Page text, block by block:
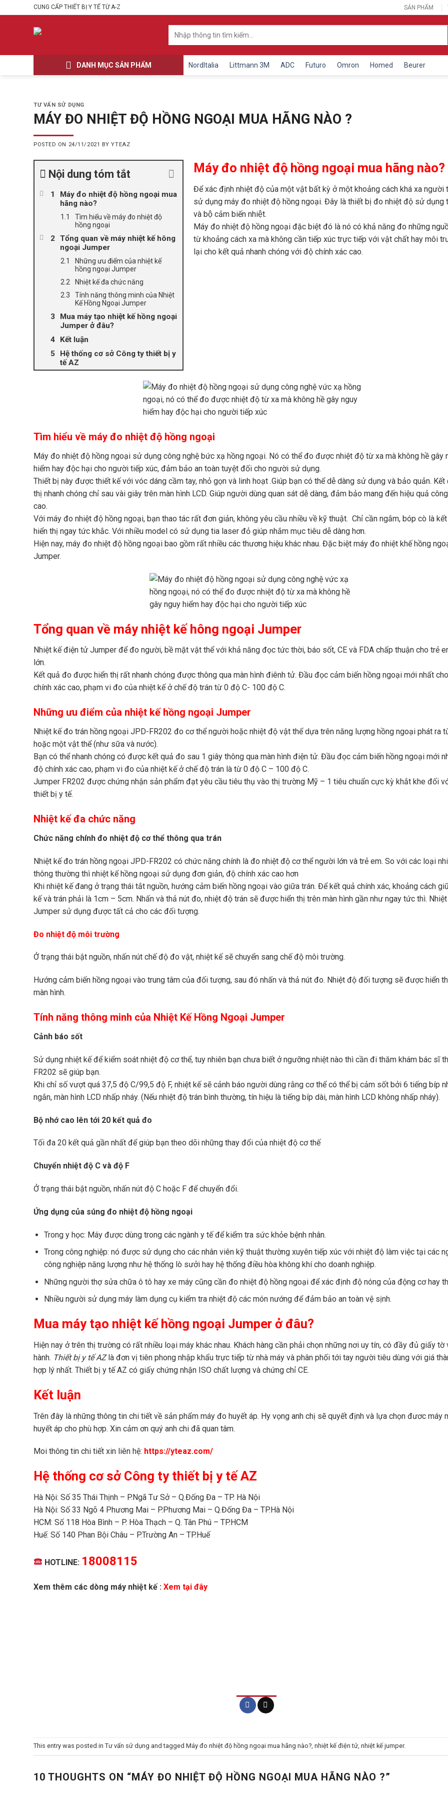
to
CUNG CẤP THIẾT BỊ Y TẾ TỪ A-Z SẢN PHẨM
kiếm:
DANH MỤC SẢN PHẨM NordItalia Littmann 3M ADC Futuro Omron Homed Beurer
TƯ VẤN SỬ DỤNG
MÁY ĐO NHIỆT ĐỘ HỒNG NGOẠI MUA HÃNG NÀO ?
POSTED ON 24/11/2021 BYYTEAZ
Nội dung tóm tắt
Máy đo nhiệt độ hồng ngoại mua
hãng nào?
Tìm hiểu về máy đo nhiệt độ
hồng ngoại
Tổng quan về máy nhiệt kế hông
ngoại Jumper
Những ưu điểm của nhiệt kế
hồng ngoại Jumper
Nhiệt kế đa chức năng
Tính năng thông minh của Nhiệt
Kế Hồng Ngoại Jumper
Mua máy tạo nhiệt kế hồng ngoại
Jumper ở đâu?
Kết luận
Hệ thống cơ sở Công ty thiết bị y
tế AZ
Máy đo nhiệt độ hồng ngoại mua hãng nào?
Để xác định nhiệt độ của một vật bất kỳ ở một khoảng cách khá xa người
sử dụng máy đo nhiệt độ hồng ngoại. Đây là thiết bị đo nhiệt độ sử dụng
và bộ cảm biến nhiệt.
Máy đo nhiệt độ hồng ngoại đặc biệt đó là nó có khả năng đo những
từ khoảng cách xa mà không cần tiếp xúc trực tiếp với vật chất hay môi
lại cho kết quả nhanh chóng với độ chính xác cao.
Tìm hiểu về máy đo nhiệt độ hồng ngoại
Máy đo nhiệt độ hồng ngoại sử dụng công nghệ bức xạ hồng ngoại. Nó có thể đo được nhiệt độ từ xa mà không hề gây
hiểm hay độc hại cho người tiếp xúc, đảm bảo an toàn tuyệt đối cho người sử dụng.
Thiết bị này được thiết kế với vóc dáng cầm tay, nhỏ gọn và linh hoạt .Giúp bạn có thể dễ dàng sử dụng và bảo quản. Kết
thị nhanh chóng chỉ sau vài giây trên màn hình LCD. Giúp người dùng quan sát dễ dàng, đảm bảo mang đến hiệu quả
cao.
Với máy đo nhiệt độ hồng ngoại, bạn thao tác rất đơn giản, không yêu cầu nhiều về kỹ thuật. Chỉ cần ngắm, bóp cò là
hiển thị ngay tức khắc. Với nhiều model có sử dụng tia laser đỏ giúp nhắm mục tiêu dễ dàng hơn.
Hiện nay, máy đo nhiệt độ hồng ngoại bao gồm rất nhiều các thương hiệu khác nhau. Đặc biệt máy đo nhiệt khế hồng
Jumper.
Tổng quan về máy nhiệt kế hông ngoại Jumper
Nhiệt kế điện tử Jumper để đo người, bề mặt vật thể với khả năng đọc tức thời, báo sốt, CE và FDA chấp thuận cho trẻ
lớn.
Kết quả đo được hiển thị rất nhanh chóng được thông qua màn hình điênh tử. Đầu đọc cảm biến hồng ngoại mới nhất
chính xác cao, phạm vi đo của nhiệt kế ở chế độ trán từ 0 độ C- 100 độ C.
Những ưu điểm của nhiệt kế hồng ngoại Jumper
Nhiệt kế đo trán hồng ngoại JPD-FR202 đo cơ thể người hoặc nhiệt độ vật thể dựa trên năng lượng hồng ngoại phát ra
hoặc một vật thể (như sữa và nước).
Bạn có thể nhanh chóng có được kết quả đo sau 1 giây thông qua màn hình điện tử. Đầu đọc cảm biến hồng ngoại mới
độ chính xác cao, phạm vi đo của nhiệt kế ở chế độ trán là từ 0 độ C – 100 độ C.
Jumper FR202 được chứng nhận sản phẩm đạt yêu cầu tiêu thụ vào thị trường Mỹ – 1 tiêu chuẩn cực kỳ khắt khe đối
thiết bị y tế.
Nhiệt kế đa chức năng
Chức năng chính đo nhiệt độ cơ thể thông qua trán
Nhiệt kế đo trán hồng ngoại JPD-FR202 có chức năng chính là đo nhiệt độ cơ thể người lớn và trẻ em. So với các loại
thông thường thì nhiệt kế hồng ngoại sử dụng đơn giản, độ chính xác cao hơn
Khi nhiệt kế đang ở trạng thái tắt nguồn, hướng cảm biến hồng ngoại vào giữa trán. Để kết quả chính xác, khoảng cách
kế và trán phải là 1cm – 5cm. Nhấn và thả nút đo, nhiệt độ trán sẽ được hiển thị trên màn hình gần như ngay tức thì.
Jumper sử dụng được tất cả cho các đối tượng.
Đo nhiệt độ môi trường
Ở trạng thái bật nguồn, nhấn nút chế độ đo vật, nhiệt kế sẽ chuyển sang chế độ môi trường.
Hướng cảm biến hồng ngoại vào trung tâm của đối tượng, sau đó nhấn và thả nút đo. Nhiệt độ đối tượng sẽ được hiển
màn hình.
Tính năng thông minh của Nhiệt Kế Hồng Ngoại Jumper
Cảnh báo sốt
Sử dụng nhiệt kế để kiểm soát nhiệt độ cơ thể, tuy nhiên bạn chưa biết ở ngưỡng nhiệt nào thì cần đi thăm khám bác sĩ
FR202 sẽ giúp bạn.
Khi chỉ số vượt quá 37,5 độ C/99,5 độ F, nhiệt kế sẽ cảnh báo người dùng rằng cơ thể có thể bị cảm sốt bởi 6 tiếng bíp
ngắn, màn hình LCD nhấp nháy. (Nếu nhiệt độ trán bình thường, tín hiệu là tiếng bíp dài, màn hình LCD không nhấp nháy).
Bộ nhớ cao lên tới 20 kết quả đo
Tối đa 20 kết quả gần nhất để giúp bạn theo dõi những thay đổi của nhiệt độ cơ thế
Chuyển nhiệt độ C và độ F
Ở trạng thái bật nguồn, nhấn nút độ C hoặc F để chuyển đổi.
Ứng dụng của súng đo nhiệt độ hồng ngoại
Trong y học: Máy được dùng trong các ngành y tế để kiểm tra sức khỏe bệnh nhân.
Trong công nghiệp: nó được sử dụng cho các nhân viên kỹ thuật thường xuyên tiếp xúc với nhiệt độ làm việc tại các
công nghiệp năng lượng như hệ thống lò sưởi hay hệ thống điều hòa không khí cho doanh nghiệp.
Những người thợ sửa chữa ô tô hay xe máy cũng cần đo nhiệt độ hồng ngoại để xác định độ nóng của động cơ hay
Nhiều người sử dụng máy làm dụng cụ kiểm tra nhiệt độ các món nướng để đảm bảo an toàn vệ sịnh.
Mua máy tạo nhiệt kế hồng ngoại Jumper ở đâu?
Hiện nay ở trên thị trường có rất nhiều loại máy khác nhau. Khách hàng cần phải chọn những nơi uy tín, có đầy đủ giấy tờ
hành. Thiết bị y tế AZlà đơn vị tiên phong nhập khẩu trực tiếp từ nhà máy và phân phối tới tay người tiêu dùng với giá
hợp lý nhất. Thiết bị y tế AZ có giấy chứng nhận ISO chất lượng và chứng chỉ CE.
Kết luận
Trên đây là những thông tin chi tiết về sản phẩm máy đo huyết áp. Hy vọng anh chị sẽ quyết định và lựa chọn đươc máy
huyết áp cho phù hợp. Xin cảm ơn quý anh chi đã quan tâm.
Moi thông tin chi tiết xin liên hệ: https://yteaz.com/
Hệ thống cơ sở Công ty thiết bị y tế AZ
Hà Nội: Số 35 Thái Thịnh – P.Ngã Tư Sở – Q.Đống Đa – TP. Hà Nội
Hà Nội: Số 33 Ngõ 4 Phương Mai – P.Phương Mai – Q.Đống Đa – TP.Hà Nội
HCM: Số 118 Hòa Bình – P. Hòa Thạch – Q. Tân Phú – TP.HCM
Huế: Số 140 Phan Bội Châu – P.Trường An – TP.Huế
HOTLINE: 18008115
Xem thêm các dòng máy nhiệt kế : Xem tại đây
This entry was posted in Tư vấn sử dụng and tagged Máy đo nhiệt độ hồng ngoại mua hãng nào?, nhiệt kế điện tử, nhiệt kế jumper.
10 THOUGHTS ON “MÁY ĐO NHIỆT ĐỘ HỒNG NGOẠI MUA HÃNG NÀO ?”